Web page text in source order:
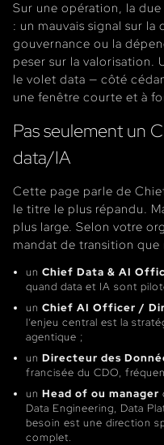
Sur une opération, la
: un mauvais signal sur
gouvernance ou la
peser sur la valorisation.
le volet data — côté
une fenêtre courte et à
Pas seulement un
data/IA
Cette page parle de
le titre le plus répandu.
plus large. Selon votre
mandat de transition
un Chief Data & AI
quand data et IA sont
un Chief AI Officer /
l’enjeu central est la
agentique ;
un Directeur des
francisée du CDO,
un Head of ou manager
Data Engineering, Data
besoin est une direction
complet.